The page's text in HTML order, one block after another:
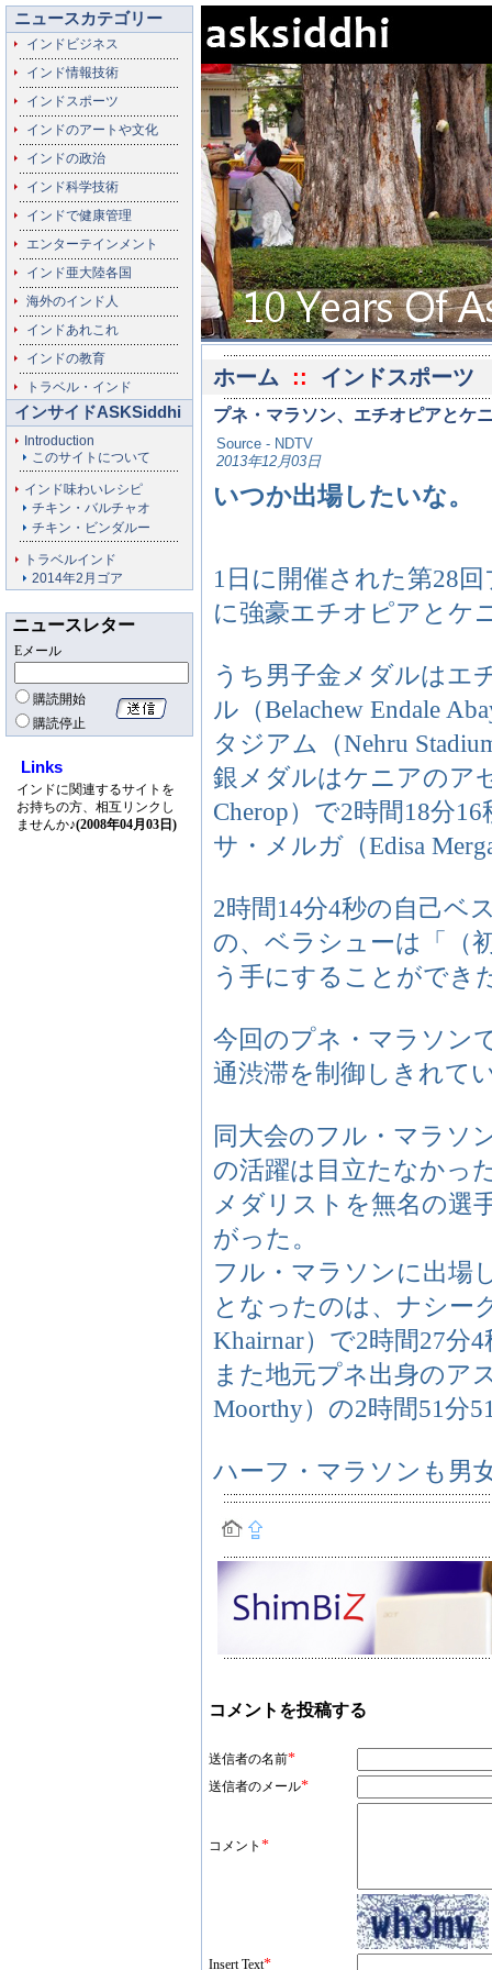
ニュースカテゴリー
インドビジネス
インド情報技術
インドスポーツ
インドのアートや文化
インドの政治
インド科学技術
インドで健康管理
エンターテインメント
インド亜大陸各国
海外のインド人
インドあれこれ
インドの教育
トラベル・インド
インサイドASKSiddhi
Introduction
このサイトについて
インド味わいレシピ
チキン・バルチャオ
チキン・ビンダルー
トラベルインド
2014年2月ゴア
ニュースレター
Eメール
購読開始
購読停止
Links
インドに関連するサイトを
お持ちの方、相互リンクし
ませんか♪(2008年04月03日)
ホーム :: インドスポーツ
プネ・マラソン、エチオピアとケ
Source - NDTV
2013年12月03日
いつか出場したいな。
1日に開催された第28
に強豪エチオピアとケ
うち男子金メダルはエ
ル（Belachew Endale
タジアム（Nehru
銀メダルはケニアのア
Cherop）で2時間18分
サ・メルガ（Edisa
2時間14分4秒の自己ベ
の、ベラシューは「（
う手にすることができ
今回のプネ・マラソン
通渋滞を制御しきれて
同大会のフル・マラソ
の活躍は目立たなかっ
メダリストを無名の選
がった。
フル・マラソンに出場
となったのは、ナシー
Khairnar）で2時間27分
また地元プネ出身のア
Moorthy）の2時間51分
ハーフ・マラソンも男
コメントを投稿する
送信者の名前*
送信者のメール*
コメント *
Insert Text*